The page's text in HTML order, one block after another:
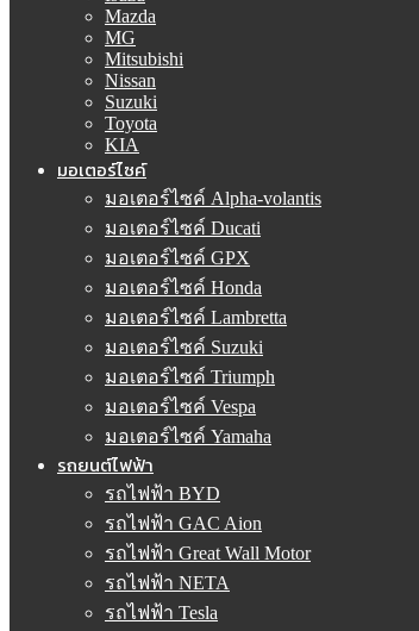
Mazda
MG
Mitsubishi
Nissan
Suzuki
Toyota
KIA
มอเตอร์ไซค์
มอเตอร์ไซค์ Alpha-volantis
มอเตอร์ไซค์ Ducati
มอเตอร์ไซค์ GPX
มอเตอร์ไซค์ Honda
มอเตอร์ไซค์ Lambretta
มอเตอร์ไซค์ Suzuki
มอเตอร์ไซค์ Triumph
มอเตอร์ไซค์ Vespa
มอเตอร์ไซค์ Yamaha
รถยนต์ไฟฟ้า
รถไฟฟ้า BYD
รถไฟฟ้า GAC Aion
รถไฟฟ้า Great Wall Motor
รถไฟฟ้า NETA
รถไฟฟ้า Tesla